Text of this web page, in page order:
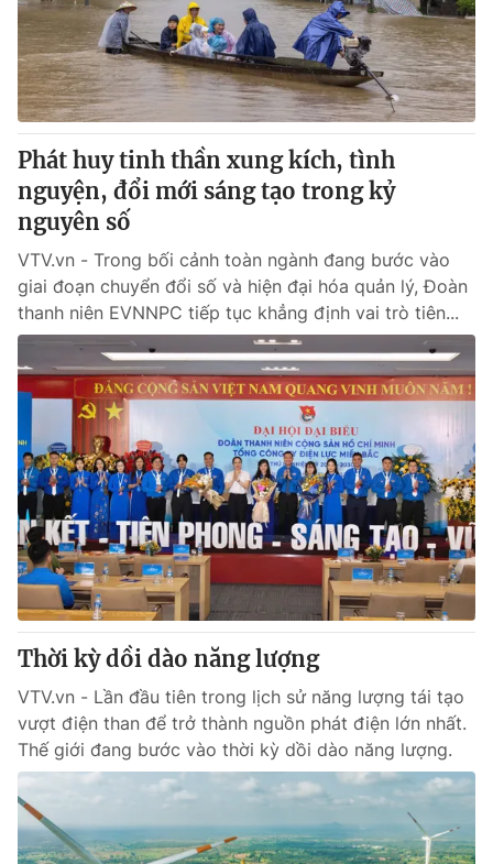
Phát huy tinh thần xung kích, tình
nguyện, đổi mới sáng tạo trong kỷ
nguyên số
VTV.vn - Trong bối cảnh toàn ngành đang bước vào
giai đoạn chuyển đổi số và hiện đại hóa quản lý, Đoàn
thanh niên EVNNPC tiếp tục khẳng định vai trò tiên...
Thời kỳ dồi dào năng lượng
VTV.vn - Lần đầu tiên trong lịch sử năng lượng tái tạo
vượt điện than để trở thành nguồn phát điện lớn nhất.
Thế giới đang bước vào thời kỳ dồi dào năng lượng.